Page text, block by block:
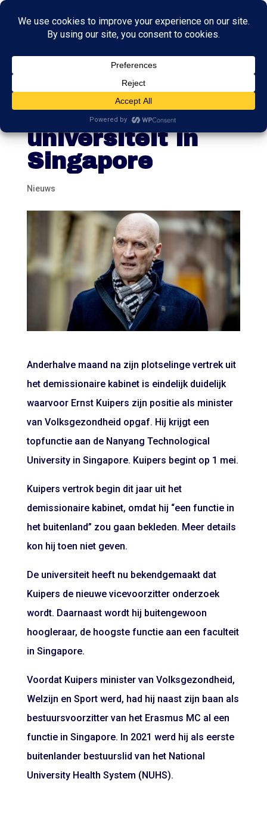
Oud-minister
Kuipers naar
universiteit in
Singapore
Nieuws
Anderhalve maand na zijn plotselinge vertrek uit
het demissionaire kabinet is eindelijk duidelijk
waarvoor Ernst Kuipers zijn positie als minister
van Volksgezondheid opgaf. Hij krijgt een
topfunctie aan de Nanyang Technological
University in Singapore. Kuipers begint op 1 mei.
Kuipers vertrok begin dit jaar uit het
demissionaire kabinet, omdat hij “een functie in
het buitenland” zou gaan bekleden. Meer details
kon hij toen niet geven.
De universiteit heeft nu bekendgemaakt dat
Kuipers de nieuwe vicevoorzitter onderzoek
wordt. Daarnaast wordt hij buitengewoon
hoogleraar, de hoogste functie aan een faculteit
in Singapore.
Voordat Kuipers minister van Volksgezondheid,
Welzijn en Sport werd, had hij naast zijn baan als
bestuursvoorzitter van het Erasmus MC al een
functie in Singapore. In 2021 werd hij als eerste
buitenlander bestuurslid van het National
University Health System (NUHS).